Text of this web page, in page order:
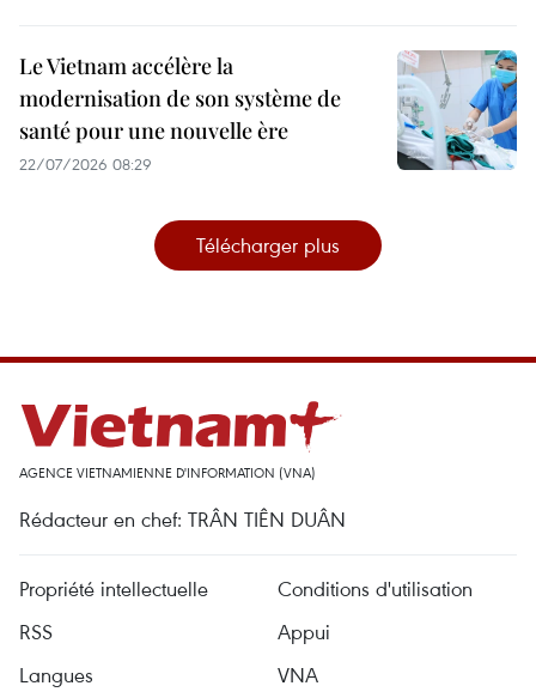
Le Vietnam accélère la
modernisation de son système de
santé pour une nouvelle ère
22/07/2026 08:29
Télécharger plus
AGENCE VIETNAMIENNE D'INFORMATION (VNA)
Rédacteur en chef: TRÂN TIÊN DUÂN
Propriété intellectuelle
Conditions d'utilisation
RSS
Appui
Langues
VNA